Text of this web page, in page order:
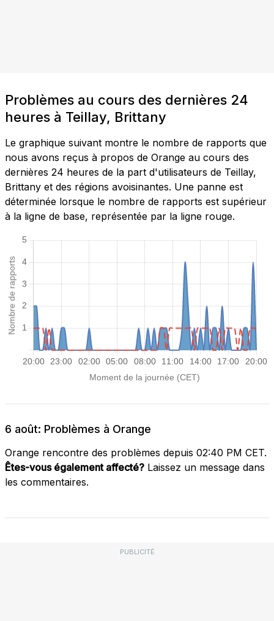
Problèmes au cours des dernières 24
heures à Teillay, Brittany
Le graphique suivant montre le nombre de rapports que
nous avons reçus à propos de Orange au cours des
dernières 24 heures de la part d'utilisateurs de Teillay,
Brittany et des régions avoisinantes. Une panne est
déterminée lorsque le nombre de rapports est supérieur
à la ligne de base, représentée par la ligne rouge.
6 août: Problèmes à Orange
Orange rencontre des problèmes depuis 02:40 PM CET.
Êtes-vous également affecté? Laissez un message dans
les commentaires.
PUBLICITÉ